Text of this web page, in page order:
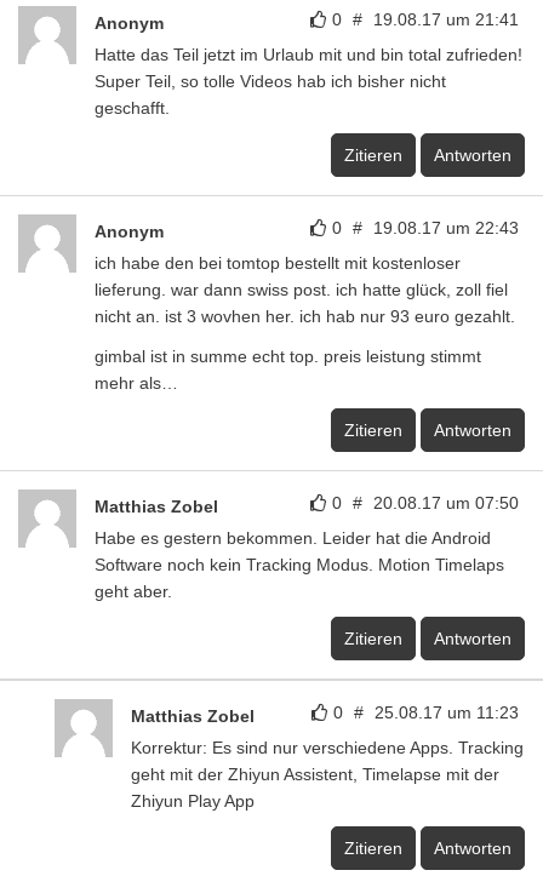
0 # 19.08.17 um 21:41
Anonym
Hatte das Teil jetzt im Urlaub mit und bin total zufrieden!
Super Teil, so tolle Videos hab ich bisher nicht
geschafft.
Zitieren Antworten
0 # 19.08.17 um 22:43
Anonym
ich habe den bei tomtop bestellt mit kostenloser
lieferung. war dann swiss post. ich hatte glück, zoll fiel
nicht an. ist 3 wovhen her. ich hab nur 93 euro gezahlt.
gimbal ist in summe echt top. preis leistung stimmt
mehr als…
Zitieren Antworten
0 # 20.08.17 um 07:50
Matthias Zobel
Habe es gestern bekommen. Leider hat die Android
Software noch kein Tracking Modus. Motion Timelaps
geht aber.
Zitieren Antworten
0 # 25.08.17 um 11:23
Matthias Zobel
Korrektur: Es sind nur verschiedene Apps. Tracking
geht mit der Zhiyun Assistent, Timelapse mit der
Zhiyun Play App
Zitieren Antworten